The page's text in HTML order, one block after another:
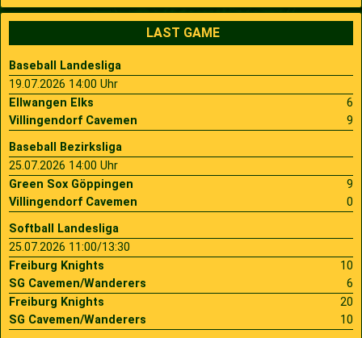
LAST GAME
Baseball Landesliga
19.07.2026 14:00 Uhr
Ellwangen Elks
6
Villingendorf Cavemen
9
Baseball Bezirksliga
25.07.2026 14:00 Uhr
Green Sox Göppingen
9
Villingendorf Cavemen
0
Softball Landesliga
25.07.2026 11:00/13:30
Freiburg Knights
10
SG Cavemen/Wanderers
6
Freiburg Knights
20
SG Cavemen/Wanderers
10